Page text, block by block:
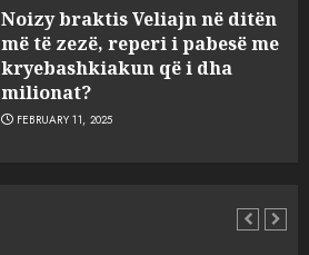
Noizy braktis Veliajn në ditën
më të zezë, reperi i pabesë me
kryebashkiakun që i dha
milionat?
FEBRUARY 11, 2025
sulmuan “One Albania”,
ngjarja u fsheh. A u vodhën
serverat?
MARCH 25, 2025